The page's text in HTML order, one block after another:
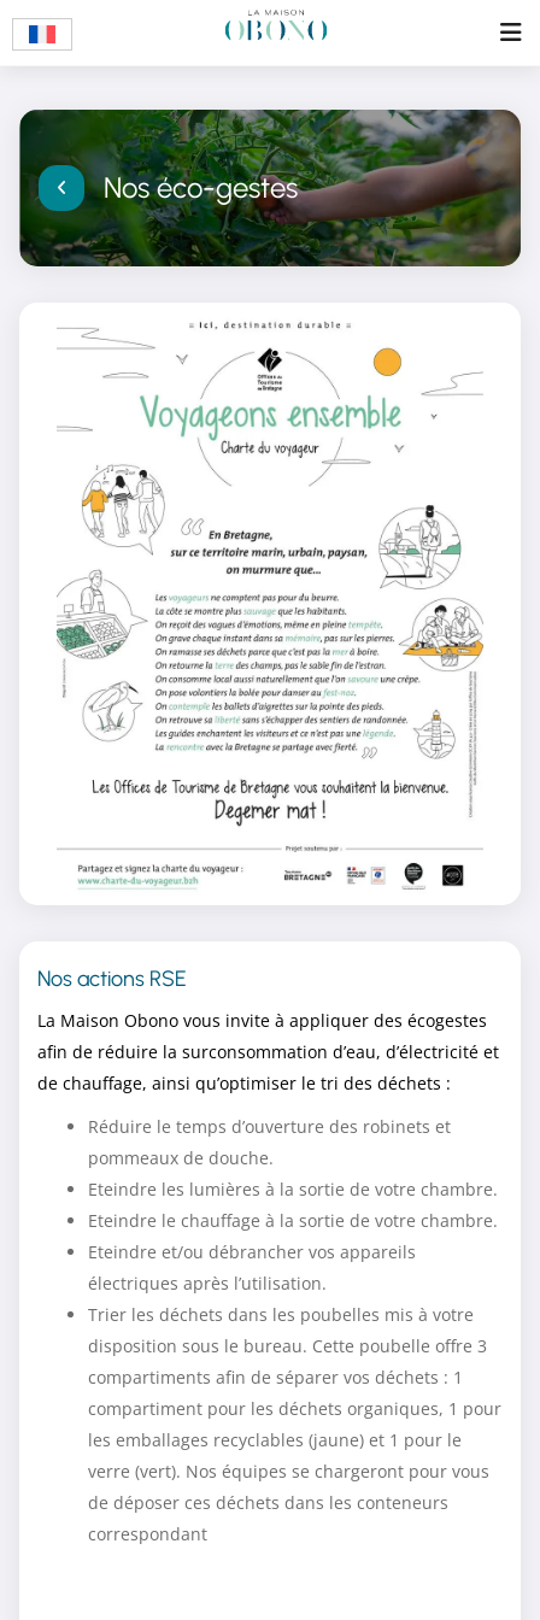
Nos éco-gestes
Nos actions RSE
La Maison Obono vous invite à appliquer des écogestes
afin de réduire la surconsommation d’eau, d’électricité et
de chauffage, ainsi qu’optimiser le tri des déchets :
Réduire le temps d’ouverture des robinets et
pommeaux de douche.
Eteindre les lumières à la sortie de votre chambre.
Eteindre le chauffage à la sortie de votre chambre.
Eteindre et/ou débrancher vos appareils
électriques après l’utilisation.
Trier les déchets dans les poubelles mis à votre
disposition sous le bureau. Cette poubelle offre 3
compartiments afin de séparer vos déchets : 1
compartiment pour les déchets organiques, 1 pour
les emballages recyclables (jaune) et 1 pour le
verre (vert). Nos équipes se chargeront pour vous
de déposer ces déchets dans les conteneurs
correspondant